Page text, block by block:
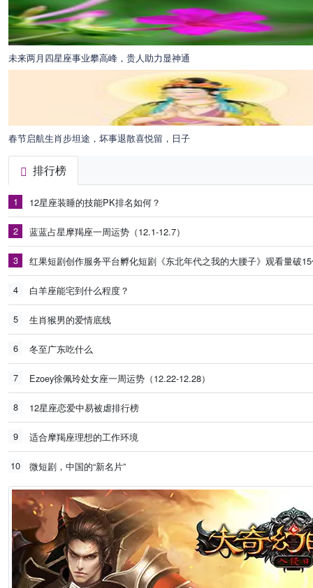
未来两月四星座事业攀高峰，贵人助力显神通
春节启航生肖步坦途，坏事退散喜悦留，日子
排行榜
1 12星座装睡的技能PK排名如何？
2 蓝蓝占星摩羯座一周运势（12.1-12.7）
3 红果短剧创作服务平台孵化短剧《东北年代之我的大腰子》观看量破
4 白羊座能宅到什么程度？
5 生肖猴男的爱情底线
6 冬至广东吃什么
7 Ezoey徐佩玲处女座一周运势（12.22-12.28）
8 12星座恋爱中易被虐排行榜
9 适合摩羯座理想的工作环境
10 微短剧，中国的“新名片”